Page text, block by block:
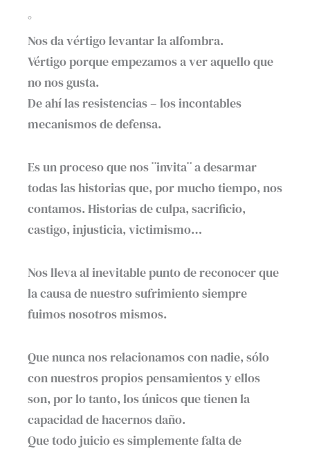
°
Nos da vértigo levantar la alfombra.
Vértigo porque empezamos a ver aquello que
no nos gusta.
De ahí las resistencias – los incontables
mecanismos de defensa.
Es un proceso que nos ¨invita¨ a desarmar
todas las historias que, por mucho tiempo, nos
contamos. Historias de culpa, sacrificio,
castigo, injusticia, victimismo…
Nos lleva al inevitable punto de reconocer que
la causa de nuestro sufrimiento siempre
fuimos nosotros mismos.
Que nunca nos relacionamos con nadie, sólo
con nuestros propios pensamientos y ellos
son, por lo tanto, los únicos que tienen la
capacidad de hacernos daño.
Que todo juicio es simplemente falta de